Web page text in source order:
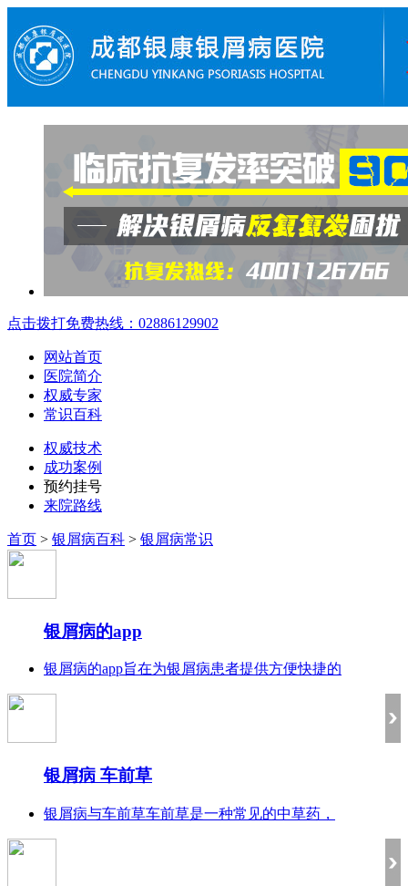
点击拨打免费热线：02886129902
网站首页
医院简介
权威专家
常识百科
权威技术
成功案例
预约挂号
来院路线
首页 > 银屑病百科 > 银屑病常识
银屑病的app
银屑病的app旨在为银屑病患者提供方便快捷的
银屑病 车前草
银屑病与车前草车前草是一种常见的中草药，